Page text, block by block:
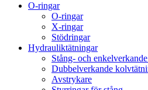
O-ringar
O-ringar
X-ringar
Stödringar
Hydrauliktätningar
Stång- och
Dubbelverkande
Avstrykare